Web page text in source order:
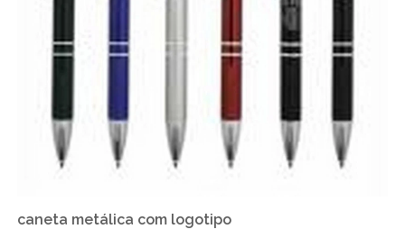
caneta metálica com logotipo